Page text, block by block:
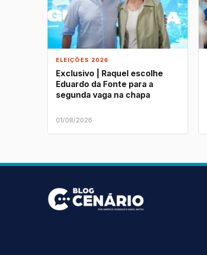
ELEIÇÕES 2026
Exclusivo | Raquel escolhe
Eduardo da Fonte para a
segunda vaga na chapa
01/08/2026